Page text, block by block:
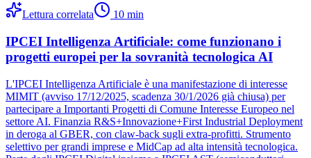
Lettura correlata 10 min
IPCEI Intelligenza Artificiale: come funzionano i
progetti europei per la sovranità tecnologica AI
L'IPCEI Intelligenza Artificiale è una manifestazione di interesse
MIMIT (avviso 17/12/2025, scadenza 30/1/2026 già chiusa) per
partecipare a Importanti Progetti di Comune Interesse Europeo nel
settore AI. Finanzia R&S+Innovazione+First Industrial Deployment
in deroga al GBER, con claw-back sugli extra-profitti. Strumento
selettivo per grandi imprese e MidCap ad alta intensità tecnologica.